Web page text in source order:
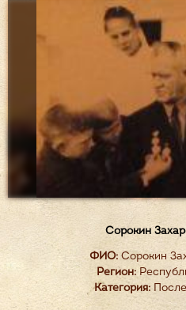
Сорокин
ФИО:Сорокин
Регион:
Категория: